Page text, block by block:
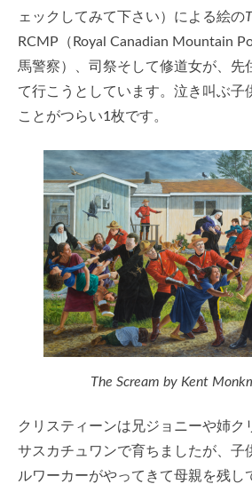
ェックしてみて下さい）による絵の
RCMP（Royal Canadian Mountain
馬警察）、司祭そして修道女が、先
て行こうとしています。泣き叫ぶ子
ことがつらい1枚です。
The Scream by Kent
クリスティーンは兄ジョニーや姉ク
サスカチュワンで育ちましたが、子
ルワーカーがやってきて母親を残し